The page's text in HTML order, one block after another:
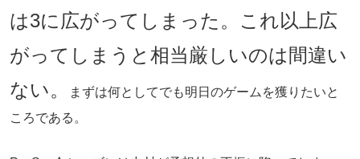
は3に広がってしまった。これ以上広
がってしまうと相当厳しいのは間違い
ない。
まずは何としてでも明日のゲームを獲りたいと
ころである。